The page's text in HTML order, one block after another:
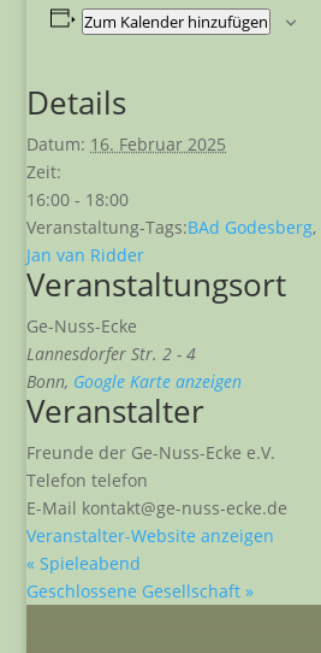
Zum Kalender hinzufügen
Details
Datum: 16. Februar 2025
Zeit:
16:00 - 18:00
Veranstaltung-Tags:BAd Godesberg,
Jan van Ridder
Veranstaltungsort
Ge-Nuss-Ecke
Lannesdorfer Str. 2 - 4
Bonn, Google Karte anzeigen
Veranstalter
Freunde der Ge-Nuss-Ecke e.V.
Telefontelefon
E-Mail kontakt@ge-nuss-ecke.de
Veranstalter-Website anzeigen
« Spieleabend
Geschlossene Gesellschaft»